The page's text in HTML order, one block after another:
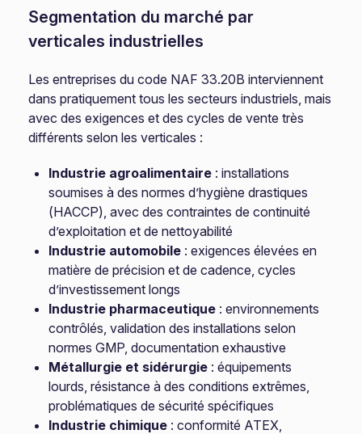
Segmentation du marché par
verticales industrielles
Les entreprises du code NAF 33.20B interviennent
dans pratiquement tous les secteurs industriels, mais
avec des exigences et des cycles de vente très
différents selon les verticales :
Industrie agroalimentaire : installations
soumises à des normes d’hygiène drastiques
(HACCP), avec des contraintes de continuité
d’exploitation et de nettoyabilité
Industrie automobile : exigences élevées en
matière de précision et de cadence, cycles
d’investissement longs
Industrie pharmaceutique : environnements
contrôlés, validation des installations selon
normes GMP, documentation exhaustive
Métallurgie et sidérurgie : équipements
lourds, résistance à des conditions extrêmes,
problématiques de sécurité spécifiques
Industrie chimique : conformité ATEX,